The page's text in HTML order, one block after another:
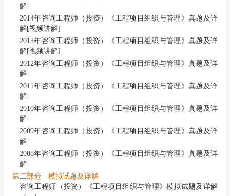
解
2014年咨询工程师（投资）《工程项目组织与管理》真题及详
解[视频讲解]
2013年咨询工程师（投资）《工程项目组织与管理》真题及详
解[视频讲解]
2012年咨询工程师（投资）《工程项目组织与管理》真题及详
解
2011年咨询工程师（投资）《工程项目组织与管理》真题及详
解
2010年咨询工程师（投资）《工程项目组织与管理》真题及详
解
2009年咨询工程师（投资）《工程项目组织与管理》真题及详
解
2008年咨询工程师（投资）《工程项目组织与管理》真题及详
解
第二部分 模拟试题及详解
咨询工程师（投资）《工程项目组织与管理》模拟试题及详解